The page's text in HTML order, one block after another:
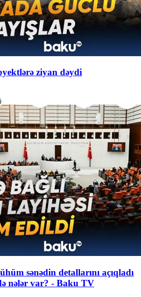
ziyan dəydi
sənədin detallarını açıqladı
nələr var? - Baku TV